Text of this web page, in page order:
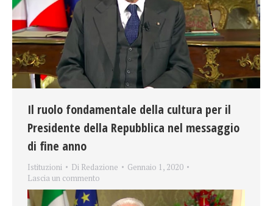
Il ruolo fondamentale della cultura per il
Presidente della Repubblica nel messaggio
di fine anno
Istituzioni Di Redazione
Gennaio 1, 2020
Lascia un commento